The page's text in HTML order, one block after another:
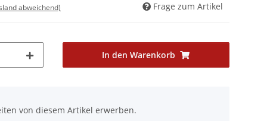
abweichend) Frage zum Artikel
In den Warenkorb
von diesem Artikel erwerben.